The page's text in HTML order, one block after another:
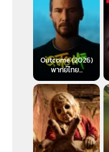
Outcome (2026)
พากย์ไทย...